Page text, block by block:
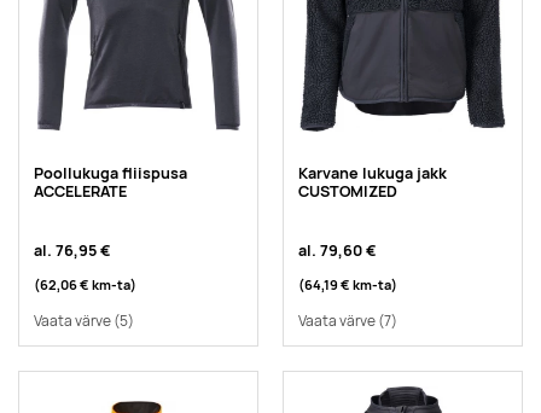
Poollukuga fliispusa
ACCELERATE
al. 76,95 €
(62,06 € km-ta)
Vaata värve(5)
Karvane lukuga jakk
CUSTOMIZED
al. 79,60 €
(64,19 € km-ta)
Vaata värve(7)